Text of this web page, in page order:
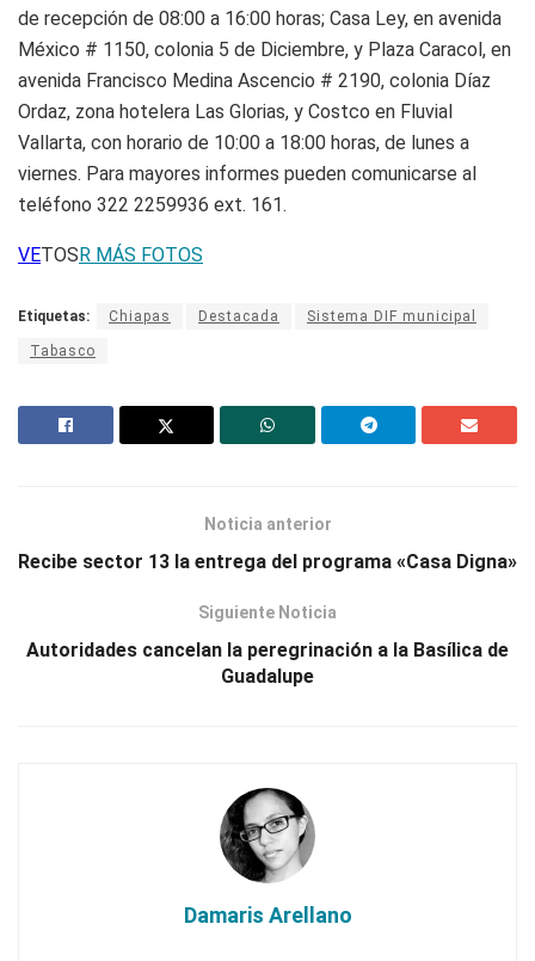
de recepción de 08:00 a 16:00 horas; Casa Ley, en avenida
México # 1150, colonia 5 de Diciembre, y Plaza Caracol, en
avenida Francisco Medina Ascencio # 2190, colonia Díaz
Ordaz, zona hotelera Las Glorias, y Costco en Fluvial
Vallarta, con horario de 10:00 a 18:00 horas, de lunes a
viernes. Para mayores informes pueden comunicarse al
teléfono 322 2259936 ext. 161.
VETOSR MÁS FOTOS
Etiquetas: Chiapas Destacada Sistema DIF municipal
Tabasco
Noticia anterior
Recibe sector 13 la entrega del programa «Casa Digna»
Siguiente Noticia
Autoridades cancelan la peregrinación a la Basílica de
Guadalupe
Damaris Arellano